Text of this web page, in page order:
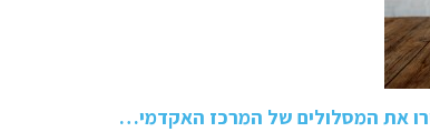
את המסלולים של המרכז האקדמי…